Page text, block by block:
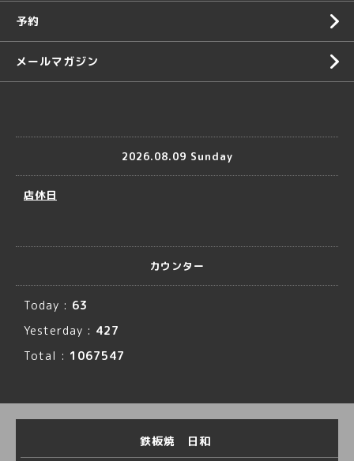
予約
メールマガジン
2026.08.09 Sunday
店休日
カウンター
Today : 63
Yesterday : 427
Total : 1067547
鉄板焼 日和